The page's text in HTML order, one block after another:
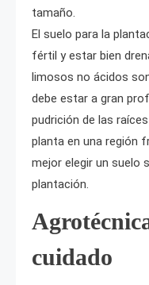
tamaño.
El suelo para la
fértil y estar bien
limosos no ácidos
debe estar a gran
pudrición de las
planta en una región
mejor elegir un suelo
plantación.
cuidado